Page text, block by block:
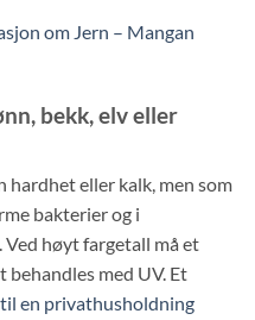
om Jern – Mangan
bekk, elv eller
eller kalk, men som
bakterier og i
høyt fargetall må et
med UV. Et
en privathusholdning